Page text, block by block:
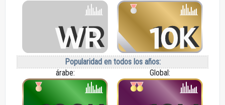
Popularidad en todos los años:
árabe:
Global: